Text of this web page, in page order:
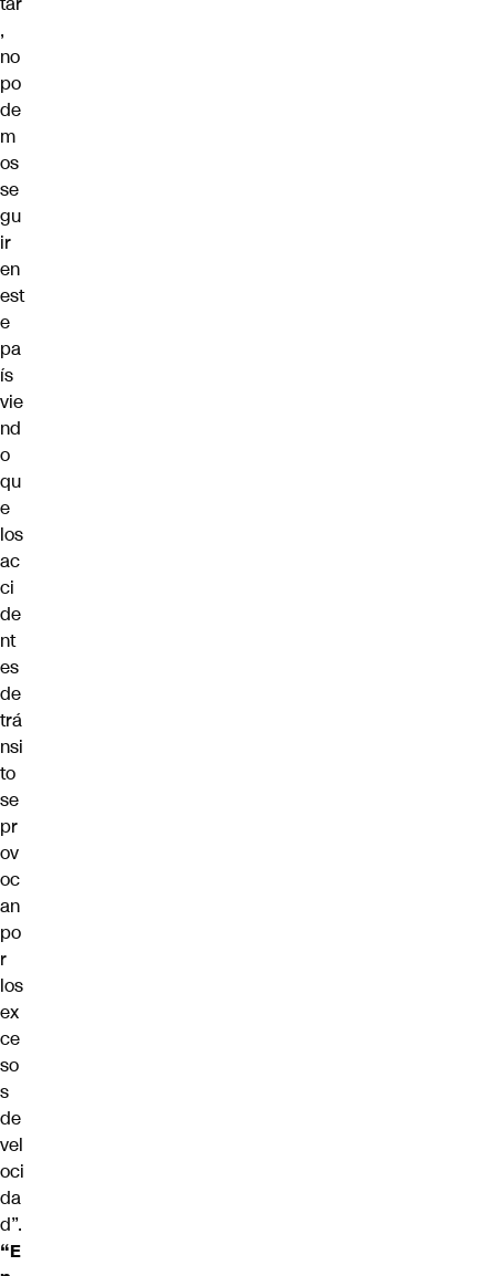
,
no
po
de
m
os
se
gu
ir
en
est
e
pa
ís
vie
nd
o
qu
e
los
ac
ci
de
nt
es
de
trá
nsi
to
se
pr
ov
oc
an
po
r
los
ex
ce
so
s
de
vel
oci
da
d”.
“E